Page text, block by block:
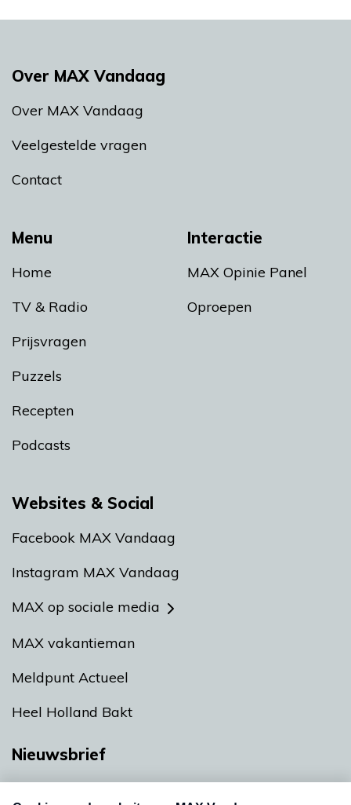
Menu
Home
TV & Radio
Prijsvragen
Puzzels
Recepten
Podcasts
Interactie
MAX Opinie Panel
Oproepen
Over MAX Vandaag
Over MAX Vandaag
Veelgestelde vragen
Contact
Websites & Social
Facebook MAX Vandaag
Instagram MAX Vandaag
MAX op sociale media
MAX vakantieman
Meldpunt Actueel
Heel Holland Bakt
Nieuwsbrief